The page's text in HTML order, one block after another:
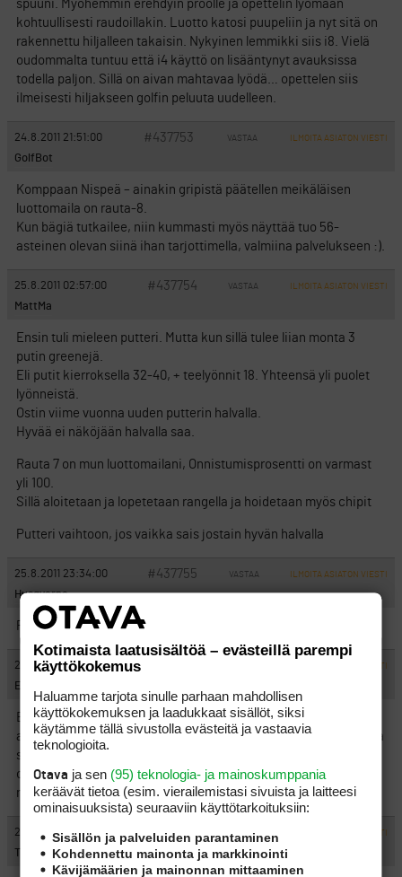
spuuni. Myöhemmin erehdyin proolle ja opettelin lyömään
kohtuullisesti raudoillakin. Luotto katosi puupeliin ja nyt sitä on
rakennettu hiljalleen takaisin. Nykyinen lemmikki siis i8. Vielä
oudommalta tuntuu että i4 käyttö on lisääntynyt avauksissa
todella paljon. Sillä on aivan mahtavaa lyödä… opettelen siis
ilmeisesti hiljakseen golfin peluuta uudelleen.
24.8.2011 21:51:00 #437753 VASTAA ILMOITA ASIATON VIESTI
GolfBot
Komppaan Nispeä – ainakin gripistä päätellen meikäläisen
luottomaila on rauta-8.
Kun bägiä tutkailee, niin kummasti myös näyttää tuo 56-
asteinen olevan siinä ihan tarjottimella, valmiina palvelukseen :).
25.8.2011 02:57:00 #437754 VASTAA ILMOITA ASIATON VIESTI
MattMa
Ensin tuli mieleen putteri. Mutta kun sillä tulee liian monta 3
putin greenejä.
Eli putit kierroksella 32-40, + teelyönnit 18. Yhteensä yli puolet
lyönneistä.
Ostin viime vuonna uuden putterin halvalla.
Hyvää ei näköjään halvalla saa.
Rauta 7 on mun luottomailani, Onnistumisprosentti on varmast
yli 100.
Sillä aloitetaan ja lopetetaan rangella ja hoidetaan myös chipit
Putteri vaihtoon, jos vaikka sais jostain hyvän halvalla
25.8.2011 23:34:00 #437755 VASTAA ILMOITA ASIATON VIESTI
Husqvarna
P 48 astetta.
26.8.2011 00:23:00 ILMOITA ASIATON VIESTI
EFC
Ei välttämäti luottomaila, mutta jätin tossa joku aika sitten
ajurin auton takakonttiin ja olen sen jälkeen avannut spoonilla ja
se on toiminut yllättävän hyvin ja luotto kyseistä mailaa kohtaan
on sen myötä noussut. Kotikenttä vielä kun on aika lyhyt, niin
noilla noin 200m näpyillä pärjää aika kivasti.
26.8.2011 00:31:00 #437757 VASTAA ILMOITA ASIATON VIESTI
TäH?
Kotimaista laatusisältöä – evästeillä parempi
käyttökokemus
Haluamme tarjota sinulle parhaan mahdollisen
käyttökokemuksen ja laadukkaat sisällöt, siksi
käytämme tällä sivustolla evästeitä ja vastaavia
teknologioita.
Otava ja sen (95) teknologia- ja mainoskumppania
keräävät tietoa (esim. vierailemis­tasi sivuista ja laitteesi
ominaisuuk­sista) seuraaviin käyttötarkoituksiin:
Sisällön ja palveluiden parantaminen
Kohdennettu mainonta ja markkinointi
Kävijämäärien ja mainonnan mittaaminen